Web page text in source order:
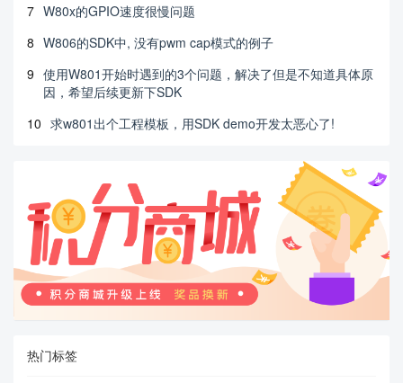
7 W80x的GPIO速度很慢问题
8 W806的SDK中, 没有pwm cap模式的例子
9 使用W801开始时遇到的3个问题，解决了但是不知道具体原
因，希望后续更新下SDK
10 求w801出个工程模板，用SDK demo开发太恶心了!
热门标签